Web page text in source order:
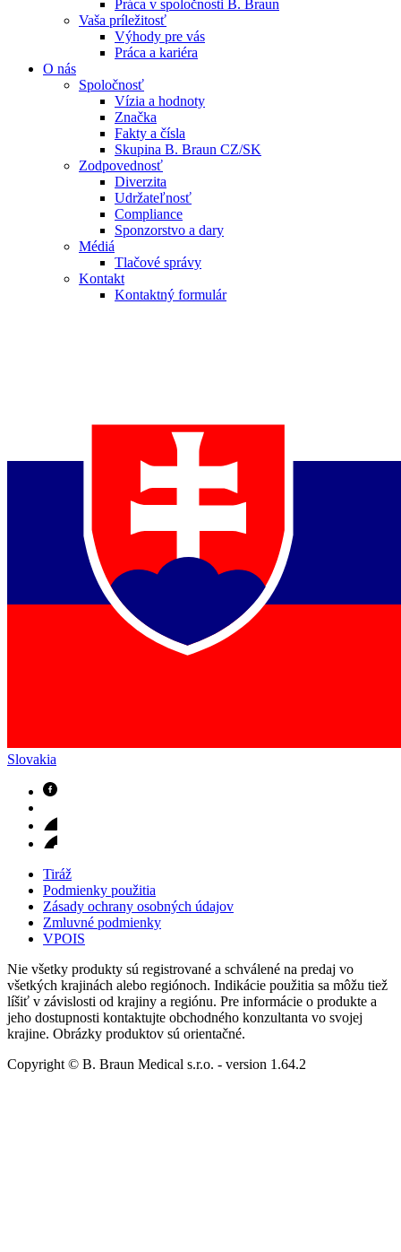
Práca v spoločnosti B. Braun
Vaša príležitosť
Výhody pre vás
Práca a kariéra
O nás
Spoločnosť
Vízia a hodnoty
Značka
Fakty a čísla
Skupina B. Braun CZ/SK
Zodpovednosť
Diverzita
Udržateľnosť
Compliance
Sponzorstvo a dary
Médiá
Tlačové správy
Kontakt
Kontaktný formulár
Slovakia
Tiráž
Podmienky použitia
Zásady ochrany osobných údajov
Zmluvné podmienky
VPOIS
Nie všetky produkty sú registrované a schválené na predaj vo
všetkých krajinách alebo regiónoch. Indikácie použitia sa môžu tiež
líšiť v závislosti od krajiny a regiónu. Pre informácie o produkte a
jeho dostupnosti kontaktujte obchodného konzultanta vo svojej
krajine. Obrázky produktov sú orientačné.
Copyright © B. Braun Medical s.r.o. - version 1.64.2